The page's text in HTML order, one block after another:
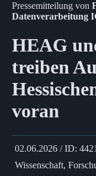
Pressemitteilung von
Datenverarbeitung
HEAG
treiben
voran
02.06.2026 / ID:
Wissenschaft,